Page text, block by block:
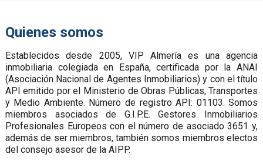
Quienes somos
Establecidos desde 2005, VIP Almería es una agencia
inmobiliaria colegiada en España, certificada por la ANAI
(Asociación Nacional de Agentes Inmobiliarios) y con el título
API emitido por el Ministerio de Obras Públicas, Transportes
y Medio Ambiente. Número de registro API: 01103. Somos
miembros asociados de G.I.P.E. Gestores Inmobiliarios
Profesionales Europeos con el número de asociado 3651 y,
además de ser miembros, también somos miembros electos
del consejo asesor de la AIPP.